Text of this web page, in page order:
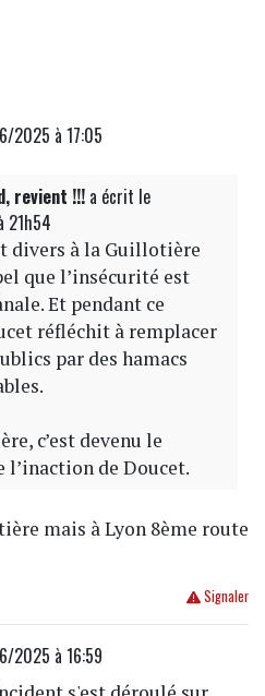
2025 à 17:05
revient !!!a écrit le
21h54
divers à la Guillotière
que l’insécurité est
Et pendant ce
réfléchit à remplacer
par des hamacs
c’est devenu le
l’inaction de Doucet.
mais à Lyon 8ème route
Signaler
2025 à 16:59